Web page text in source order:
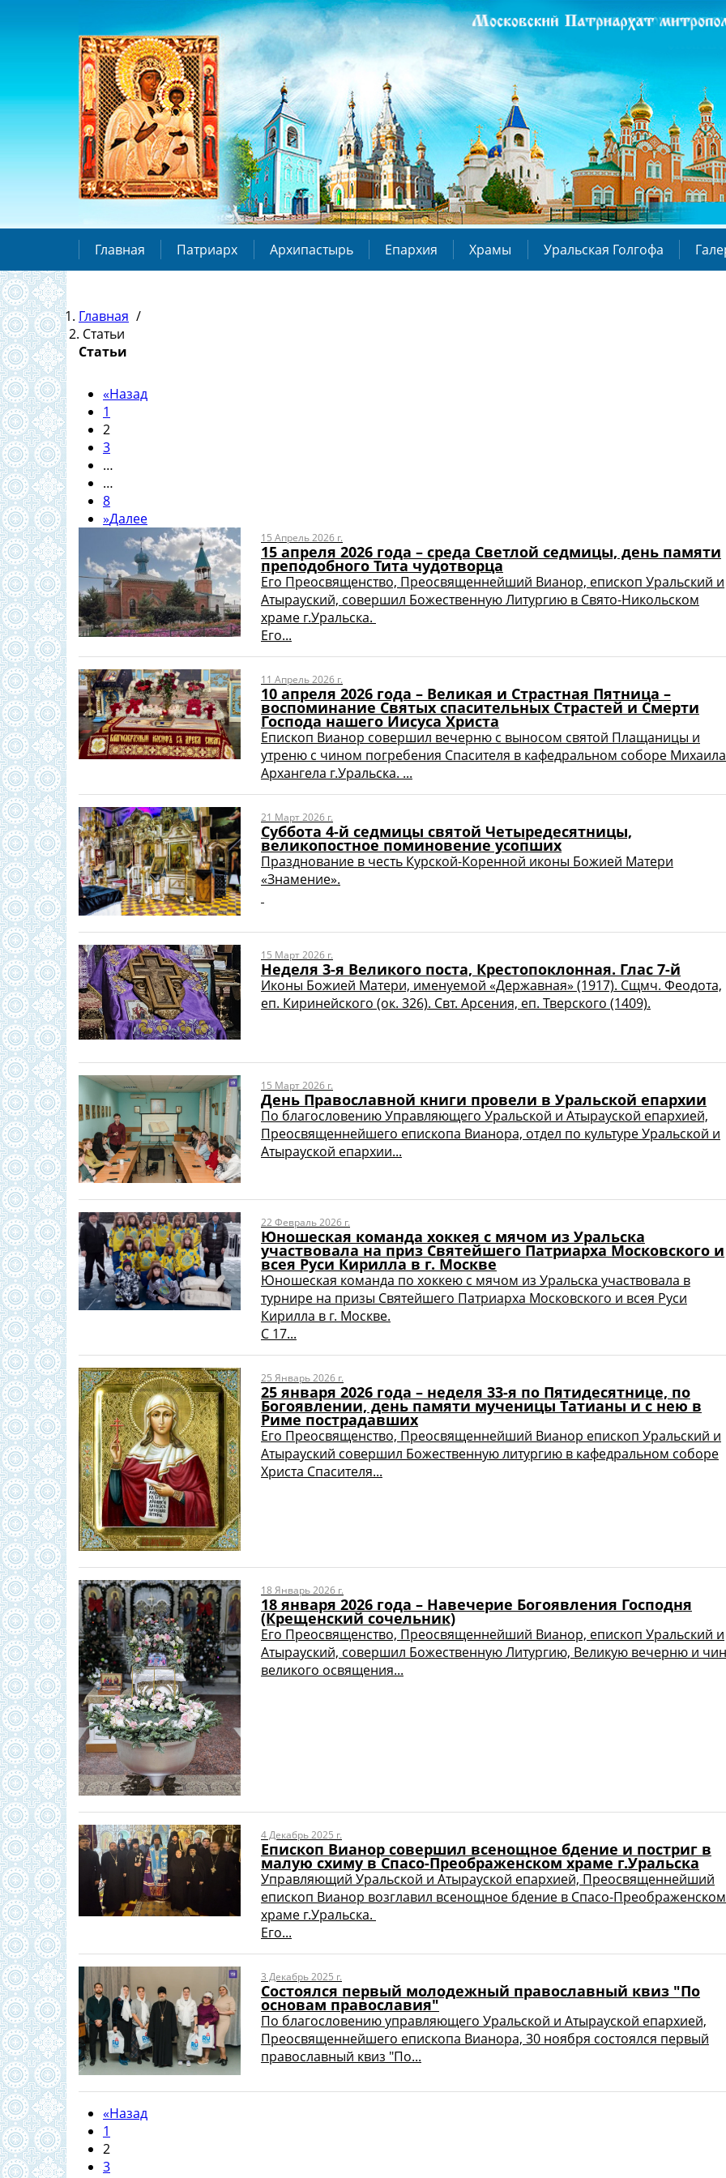
Главная Патриарх Архипастырь Епархия Храмы Уральская Голгофа
Главная /
Статьи
Статьи
«Назад
1
2
3
…
…
8
»Далее
15 Апрель 2026 г.
15 апреля 2026 года – среда Светлой седмицы, день памяти
преподобного Тита чудотворца
Его Преосвященство, Преосвященнейший Вианор, епископ Уральский и
Атырауский, совершил Божественную Литургию в Свято-Никольском
храме г.Уральска.
Его...
11 Апрель 2026 г.
10 апреля 2026 года – Великая и Страстная Пятница –
воспоминание Святых спасительных Страстей и Смерти
Господа нашего Иисуса Христа
Епископ Вианор совершил вечерню с выносом святой Плащаницы и
утреню с чином погребения Спасителя в кафедральном соборе Михаила
Архангела г.Уральска. ...
21 Март 2026 г.
Суббота 4-й седмицы святой Четыредесятницы,
великопостное поминовение усопших
Празднование в честь Курской-Коренной иконы Божией Матери
«Знамение».
15 Март 2026 г.
Неделя 3-я Великого поста, Крестопоклонная. Глас 7-й
Иконы Божией Матери, именуемой «Державная» (1917). Сщмч. Феодота,
еп. Киринейского (ок. 326). Свт. Арсения, еп. Тверского (1409).
15 Март 2026 г.
День Православной книги провели в Уральской епархии
По благословению Управляющего Уральской и Атырауской епархией,
Преосвященнейшего епископа Вианора, отдел по культуре Уральской и
Атырауской епархии...
22 Февраль 2026 г.
Юношеская команда хоккея с мячом из Уральска
участвовала на приз Святейшего Патриарха Московского и
всея Руси Кирилла в г. Москве
Юношеская команда по хоккею с мячом из Уральска участвовала в
турнире на призы Святейшего Патриарха Московского и всея Руси
Кирилла в г. Москве.
С 17...
25 Январь 2026 г.
25 января 2026 года – неделя 33-я по Пятидесятнице, по
Богоявлении, день памяти мученицы Татианы и с нею в
Риме пострадавших
Его Преосвященство, Преосвященнейший Вианор епископ Уральский и
Атырауский совершил Божественную литургию в кафедральном соборе
Христа Спасителя...
18 Январь 2026 г.
18 января 2026 года – Навечерие Богоявления Господня
(Крещенский сочельник)
Его Преосвященство, Преосвященнейший Вианор, епископ Уральский и
Атырауский, совершил Божественную Литургию, Великую вечерню и чин
великого освящения...
4 Декабрь 2025 г.
Епископ Вианор совершил всенощное бдение и постриг в
малую схиму в Спасо-Преображенском храме г.Уральска
Управляющий Уральской и Атырауской епархией, Преосвященнейший
епископ Вианор возглавил всенощное бдение в Спасо-Преображенском
храме г.Уральска.
Его...
3 Декабрь 2025 г.
Состоялся первый молодежный православный квиз "По
основам православия"
По благословению управляющего Уральской и Атырауской епархией,
Преосвященнейшего епископа Вианора, 30 ноября состоялся первый
православный квиз "По...
«Назад
1
2
3